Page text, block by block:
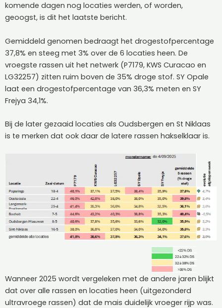
komende dagen nog locaties werden, of worden,
geoogst, is dit het laatste bericht.
Gemiddeld genomen bedraagt het drogestofpercentage
37,8% en steeg met 3% over de 6 locaties heen. De
vroegste rassen uit het netwerk (P7179, KWS Curacao en
LG32257) zitten ruim boven de 35% droge stof. SY Opale
laat een drogestofpercentage van 36,3% meten en SY
Frejya 34,1%.
Bij de later gezaaid locaties als Oudsbergen en St Niklaas
is te merken dat ook daar de latere rassen hakselklaar is.
Wanneer 2025 wordt vergeleken met de andere jaren blijkt
dat over alle rassen en locaties heen (uitgezonderd
ultravroege rassen) dat de mais duidelijk vroeger rijp was.